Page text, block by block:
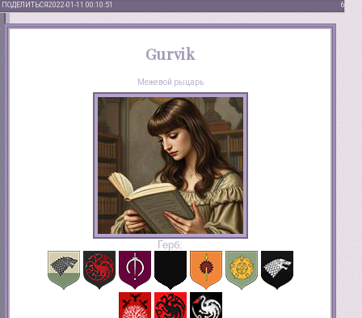
ПОДЕЛИТЬСЯ 6
2022-01-11 00:10:51
Gurvik
Межевой рыцарь
Герб: